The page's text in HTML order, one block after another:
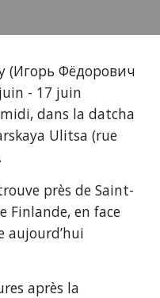
(Игорь Фёдорович
- 17 juin
dans la datcha
Ulitsa (rue
près de Saint-
Finlande, en face
aujourd’hui
après la